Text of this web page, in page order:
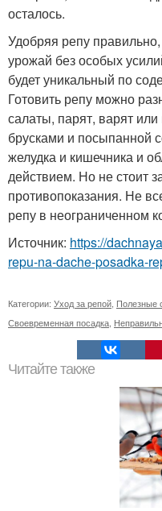
осталось.
Удобряя репу
урожай без особых
будет уникальный по
Готовить репу можно
салаты, парят, варят
брусками и посыпанной
желудка и кишечника и
действием. Но не стоит
противопоказания. Не
репу в неограниченном
Источник: https://
repu-na-dache-posadka-
Категории: Уход за репой Полезные
Своевременная посадка
Читайте также